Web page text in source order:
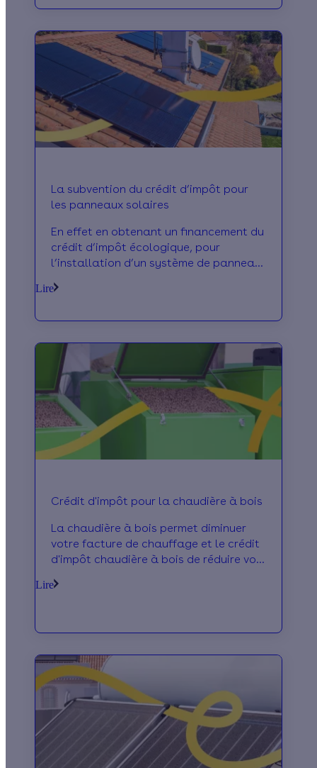
La subvention du crédit d’impôt pour
les panneaux solaires
En effet en obtenant un financement du
crédit d’impôt écologique, pour
l’installation d’un système de panneau
11% sur le p
Lire
Crédit d'impôt pour la chaudière à bois
La chaudière à bois permet diminuer
votre facture de chauffage et le crédit
d'impôt chaudière à bois de réduire vos
pré
Lire